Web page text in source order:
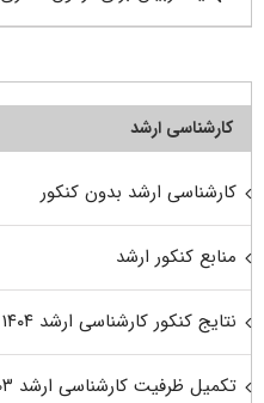
کارشناسی ارشد
کارشناسی ارشد بدون کنکور
منابع کنکور ارشد
نتایج کنکور کارشناسی ارشد ۱۴۰۴
تکمیل ظرفیت کارشناسی ارشد ۱۴۰۳